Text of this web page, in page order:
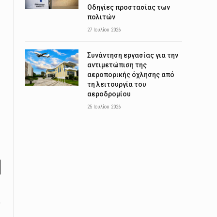
Οδηγίες προστασίας των
πολιτών
27 Ιουλίου 2026
Συνάντηση εργασίας για την
αντιμετώπιση της
αεροπορικής όχλησης από
τη λειτουργία του
αεροδρομίου
25 Ιουλίου 2026